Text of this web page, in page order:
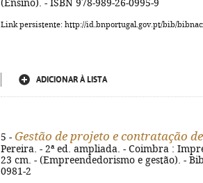
(Ensino). - ISBN 978-989-26-0995-9
Link persistente: http://id.bnportugal.gov.pt/bib/
ADICIONAR À LISTA
5 - Gestão de projeto e contratação
Pereira. - 2ª ed. ampliada. - Coimbra :
23 cm. - (Empreendedorismo e gestão). -
0981-2